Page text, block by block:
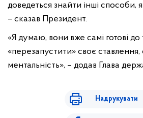
доведеться знайти інші способи,
– сказав Президент.
«Я думаю, вони вже самі готові до
«перезапустити» своє
ментальність», – додав Глава
Надрукувати